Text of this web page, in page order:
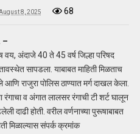
8, 2025 68
–
अंदाजे 40 ते 45 वर्ष जिल्हा परिषद
सापडला. याबाबत माहिती मिळताच
राजुरा पोलिस ठाण्यात मर्ग दाखल केला.
व अंगात लालसर रंगाची टी शर्ट घालून
दाढी होती. वरील वर्णनाच्या पुरूषाबाबत
मिळाल्यास संपर्क क्रमांक